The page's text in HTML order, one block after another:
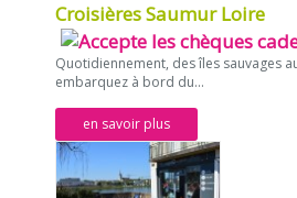
Croisières Saumur Loire
Quotidiennement, des îles sauvages
embarquez à bord du...
en savoir plus